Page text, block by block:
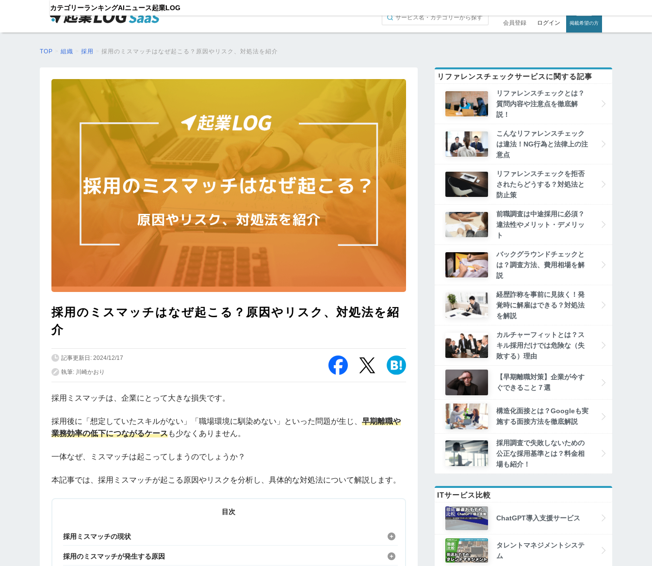
カテゴリーランキングAIニュース起業LOG
会員登録 ログイン 掲載希望の方
TOP 組織 採用 採用のミスマッチはなぜ起こる？原因やリスク、対処法を紹介
採用のミスマッチはなぜ起こる？原因やリスク、対処法を紹
介
記事更新日: 2024/12/17
執筆: 川崎かおり
採用ミスマッチは、企業にとって大きな損失です。
採用後に「想定していたスキルがない」「職場環境に馴染めない」といった問題が生じ、 早期離職や
業務効率の低下につながるケースも少なくありません。
一体なぜ、ミスマッチは起こってしまうのでしょうか？
本記事では、採用ミスマッチが起こる原因やリスクを分析し、具体的な対処法について解説します。
目次
採用ミスマッチの現状
採用のミスマッチが発生する原因
リファレンスチェックサービスに関する記事
リファレンスチェックとは？
質問内容や注意点を徹底解
説！
こんなリファレンスチェック
は違法！NG行為と法律上の注
意点
リファレンスチェックを拒否
されたらどうする？対処法と
防止策
前職調査は中途採用に必須？
違法性やメリット・デメリッ
ト
バックグラウンドチェックと
は？調査方法、費用相場を解
説
経歴詐称を事前に見抜く！発
覚時に解雇はできる？対処法
を解説
カルチャーフィットとは？ス
キル採用だけでは危険な（失
敗する）理由
【早期離職対策】企業が今す
ぐできること７選
構造化面接とは？Googleも実
施する面接方法を徹底解説
採用調査で失敗しないための
公正な採用基準とは？料金相
場も紹介！
ITサービス比較
ChatGPT導入支援サービス
タレントマネジメントシステ
ム